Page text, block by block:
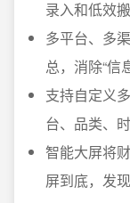
录入和低效
多平台、多
总，消除“信
支持自定义
台、品类、
智能大屏将
屏到底，发